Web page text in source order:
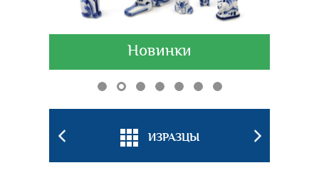
Новинки
ИЗРАЗЦЫ